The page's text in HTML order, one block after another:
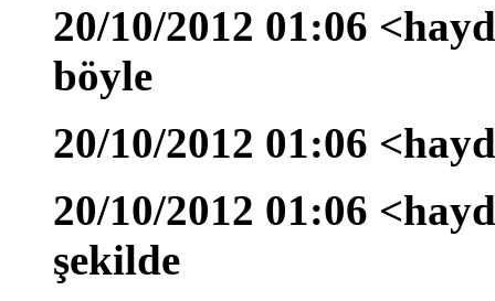
20/10/2012 01:06
böyle
20/10/2012 01:06
20/10/2012 01:06
şekilde